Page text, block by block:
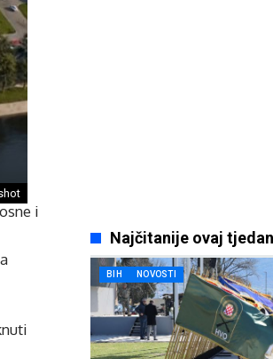
i
Najčitanije ovaj tjedan
BIH NOVOSTI